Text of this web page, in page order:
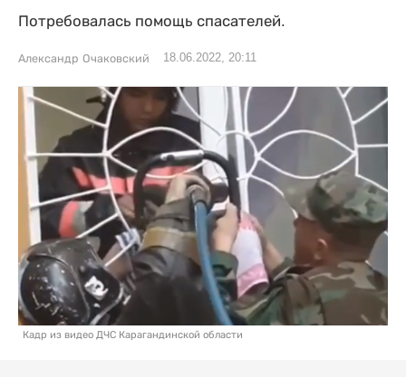
Потребовалась помощь спасателей.
Александр Очаковский 18.06.2022, 20:11
Кадр из видео ДЧС Карагандинской области